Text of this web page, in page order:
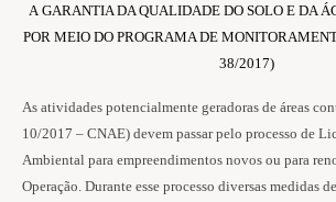
A GARANTIA DA QUALIDADE DO SOLO E DA
POR MEIO DO PROGRAMA DE
38/2017)
As atividades potencialmente geradoras de áreas
10/2017 – CNAE) devem passar pelo processo de
Ambiental para empreendimentos novos ou para
Operação. Durante esse processo diversas medidas